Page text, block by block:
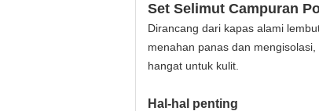
Set Selimut Campuran
Dirancang dari kapas alami
menahan panas dan
hangat untuk kulit.
Hal-hal penting